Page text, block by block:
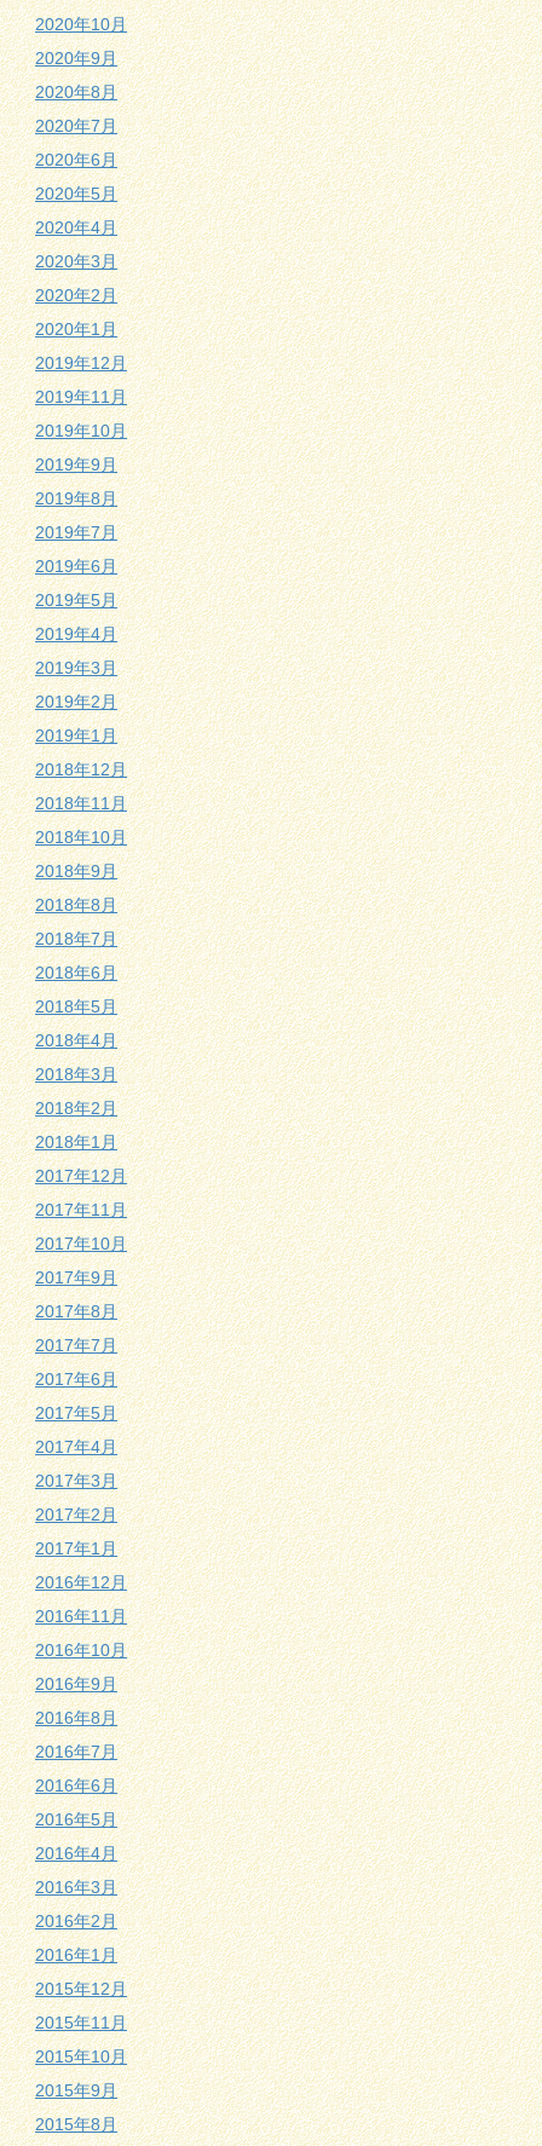
2020年10月
2020年9月
2020年8月
2020年7月
2020年6月
2020年5月
2020年4月
2020年3月
2020年2月
2020年1月
2019年12月
2019年11月
2019年10月
2019年9月
2019年8月
2019年7月
2019年6月
2019年5月
2019年4月
2019年3月
2019年2月
2019年1月
2018年12月
2018年11月
2018年10月
2018年9月
2018年8月
2018年7月
2018年6月
2018年5月
2018年4月
2018年3月
2018年2月
2018年1月
2017年12月
2017年11月
2017年10月
2017年9月
2017年8月
2017年7月
2017年6月
2017年5月
2017年4月
2017年3月
2017年2月
2017年1月
2016年12月
2016年11月
2016年10月
2016年9月
2016年8月
2016年7月
2016年6月
2016年5月
2016年4月
2016年3月
2016年2月
2016年1月
2015年12月
2015年11月
2015年10月
2015年9月
2015年8月